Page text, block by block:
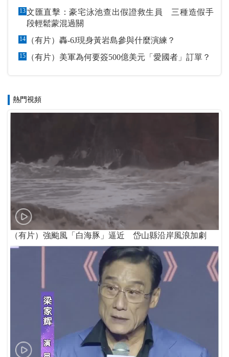
13文匯直擊：豪宅泳池查出假證救生員 三種造假手
段輕鬆蒙混過關
14 （有片）轟-6J現身黃岩島參與什麼演練？
15 （有片）美軍為何要簽500億美元「愛國者」訂單？
熱門視頻
（有片）強颱風「白海豚」逼近 岱山縣沿岸風浪加劇